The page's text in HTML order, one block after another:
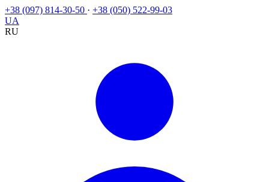
+38 (097) 814-30-50 · +38 (050) 522-99-03
UA
RU